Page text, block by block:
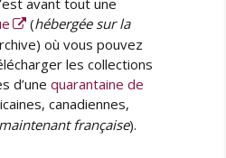
(hébergée sur la
où vous pouvez
les collections
d’unequarantaine de
canadiennes,
française).